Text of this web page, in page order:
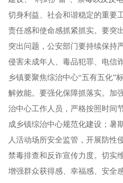
切身利益、社会和谐稳定的重要
责任感和使命感抓紧抓实。要突
突出问题，公安部门要持续保持
侵害未成年人、毒品犯罪、电信
乡镇要聚焦综治中心“五有五化”
解效能。要强化保障抓落实。加
治中心工作人员，严格按照时间
成乡镇综治中心规范化建设；暑
人活动场所安全监管，开展防性
禁毒排查和反诈宣传力度。切实
增强群众获得感、幸福感、安全感